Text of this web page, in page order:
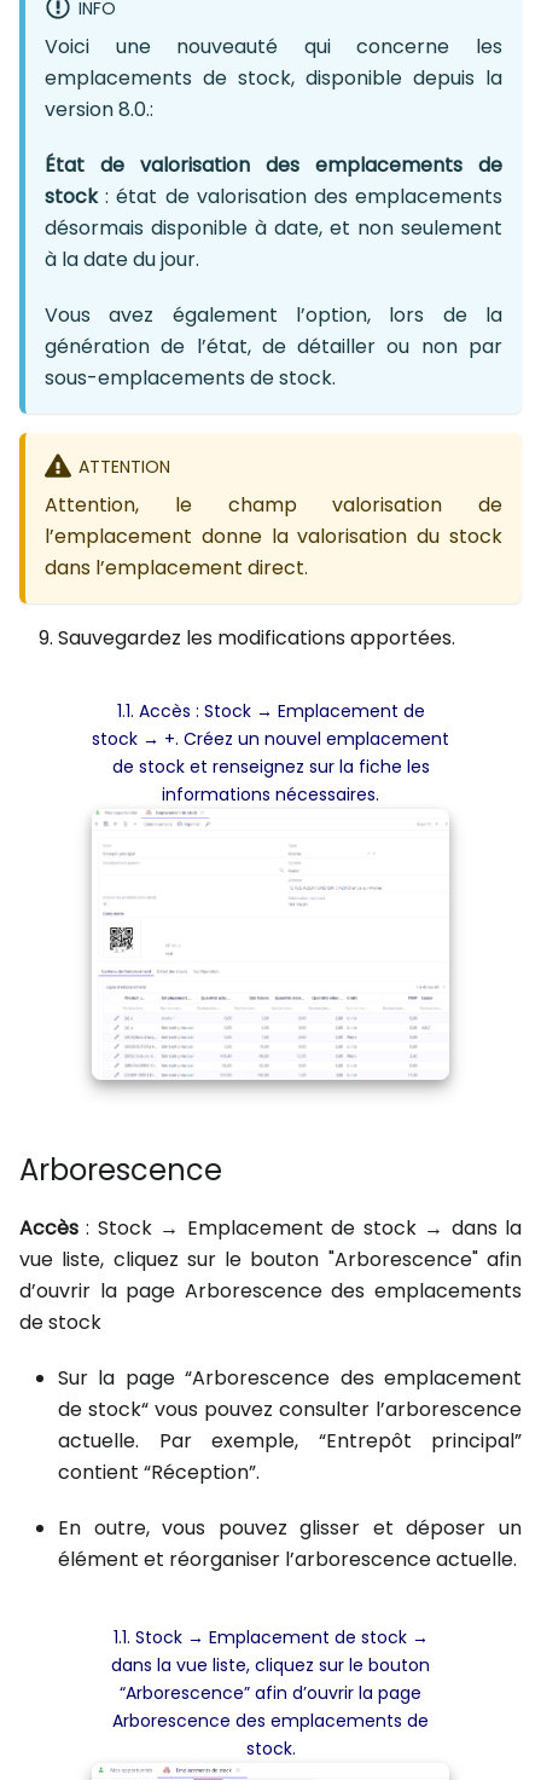
INFO
Voici une nouveauté qui concerne les
emplacements de stock, disponible depuis la
version 8.0.:
État de valorisation des emplacements de
stock: état de valorisation des emplacements
désormais disponible à date, et non seulement
à la date du jour.
Vous avez également l’option, lors de la
génération de l’état, de détailler ou non par
sous-emplacements de stock.
ATTENTION
Attention, le champ valorisation de
l’emplacement donne la valorisation du stock
dans l’emplacement direct.
Sauvegardez les modifications apportées.
1.1. Accès : Stock → Emplacement de
stock → +. Créez un nouvel emplacement
de stock et renseignez sur la fiche les
informations nécessaires.
Arborescence
Accès : Stock → Emplacement de stock → dans la
vue liste, cliquez sur le bouton "Arborescence" afin
d’ouvrir la page Arborescence des emplacements
de stock
Sur la page “Arborescence des emplacement
de stock“ vous pouvez consulter l’arborescence
actuelle. Par exemple, “Entrepôt principal”
contient “Réception”.
En outre, vous pouvez glisser et déposer un
élément et réorganiser l’arborescence actuelle.
1.1. Stock → Emplacement de stock →
dans la vue liste, cliquez sur le bouton
“Arborescence” afin d’ouvrir la page
Arborescence des emplacements de
stock.